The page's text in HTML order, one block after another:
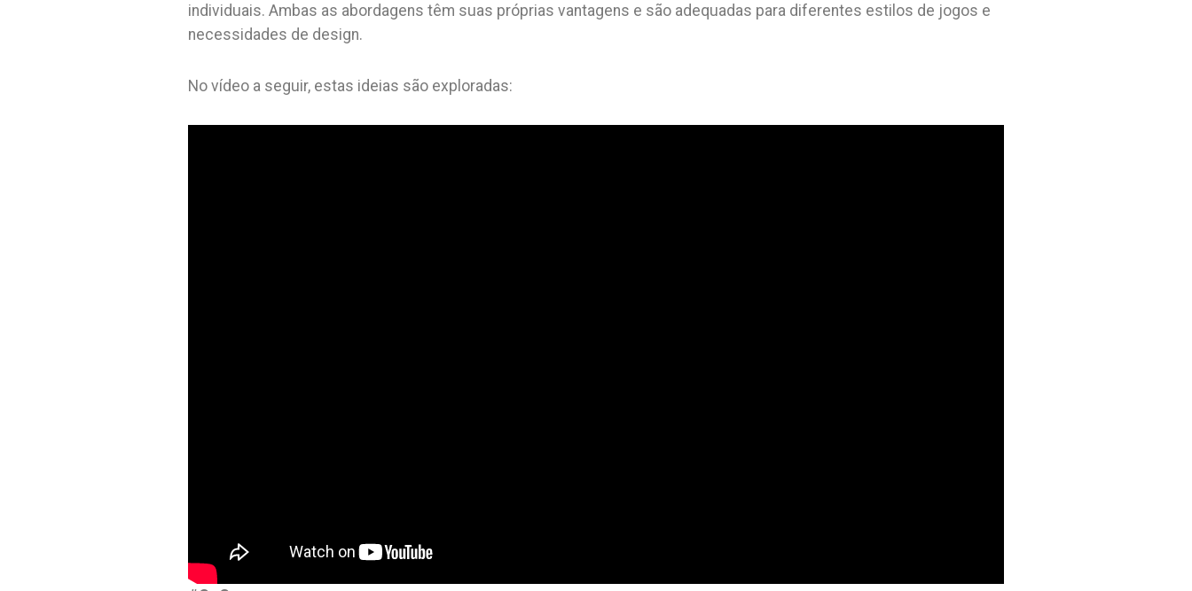
individuais. Ambas as abordagens têm suas próprias vantagens e são adequadas para diferentes estilos de jogos e
necessidades de design.
No vídeo a seguir, estas ideias são exploradas: